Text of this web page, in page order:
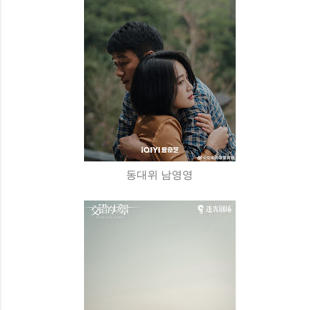
동대위 남영영